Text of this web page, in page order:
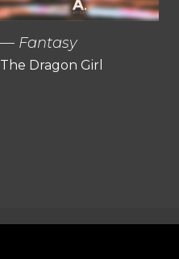
Fantasy
The Dragon Girl